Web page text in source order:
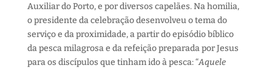
Auxiliar do Porto, e por diversos capelães. Na homilia,
o presidente da celebração desenvolveu o tema do
serviço e da proximidade, a partir do episódio bíblico
da pesca milagrosa e da refeição preparada por Jesus
para os discípulos que tinham ido à pesca: “Aquele